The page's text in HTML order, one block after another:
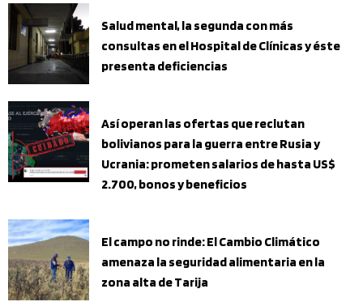
Salud mental, la segunda con más
consultas en el Hospital de Clínicas y éste
presenta deficiencias
Así operan las ofertas que reclutan
bolivianos para la guerra entre Rusia y
Ucrania: prometen salarios de hasta US$
2.700, bonos y beneficios
El campo no rinde: El Cambio Climático
amenaza la seguridad alimentaria en la
zona alta de Tarija